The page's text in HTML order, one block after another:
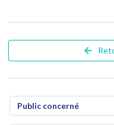
Public concerné